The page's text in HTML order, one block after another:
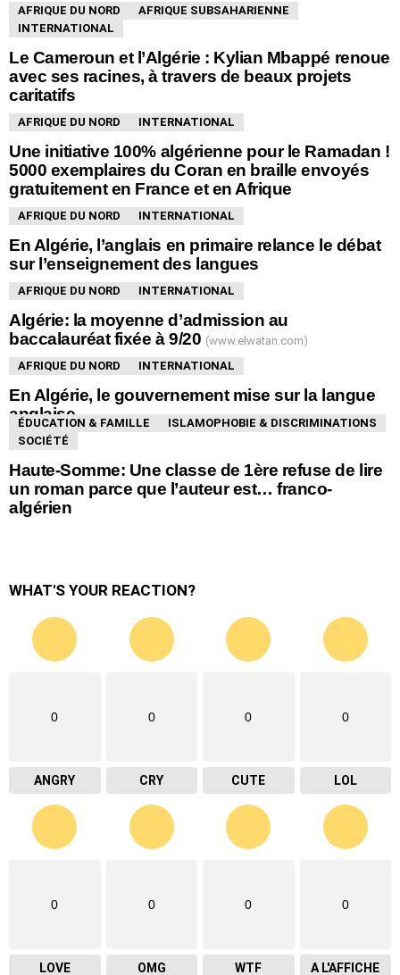
VOUS POURRIEZ AUSSI AIMER
AFRIQUE DU NORD
AFRIQUE SUBSAHARIENNE
INTERNATIONAL
Le Cameroun et l’Algérie : Kylian Mbappé renoue
avec ses racines, à travers de beaux projets
caritatifs
AFRIQUE DU NORD INTERNATIONAL
Une initiative 100% algérienne pour le Ramadan !
5000 exemplaires du Coran en braille envoyés
gratuitement en France et en Afrique
AFRIQUE DU NORD INTERNATIONAL
En Algérie, l’anglais en primaire relance le débat
sur l’enseignement des langues
AFRIQUE DU NORD INTERNATIONAL
Algérie: la moyenne d’admission au
baccalauréat fixée à 9/20 (www.elwatan.com)
AFRIQUE DU NORD
INTERNATIONAL
En Algérie, le gouvernement mise sur la langue
anglaise
ÉDUCATION & FAMILLE
ISLAMOPHOBIE & DISCRIMINATIONS
SOCIÉTÉ
Haute-Somme: Une classe de 1ère refuse de lire
un roman parce que l’auteur est… franco-
algérien
WHAT'S YOUR REACTION?
0
ANGRY
0
CRY
0
CUTE
0
LOL
0
LOVE
0
OMG
0
WTF
0
A L'AFFICHE